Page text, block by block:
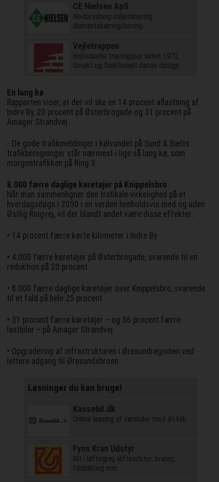
CE Nielsen ApS
Nedbrydning miljøsanering
diamantskæring/boring
Vejletrappen
Individuelle trætrapper siden 1972.
Smukt og funktionelt dansk design.
En lang kø
Rapporten viser, at der vil ske en 14 procent aflastning af
Indre By, 20 procent på Østerbrogade og 31 procent på
Amager Strandvej
- De gode trafikmeldinger i kølvandet på Sund & Bælts
trafikberegninger står nærmest i lige så lang kø, som
morgentrafikken på Ring 3.
8.000 færre daglige køretøjer på Knippelsbro
Når man sammenligner den trafikale virkelighed på et
hverdagsdøgn i 2050 i en verden henholdsvis med og uden
Østlig Ringvej, vil der blandt andet være disse effekter:
• 14 procent færre kørte kilometer i Indre By
• 4.000 færre køretøjer på Østerbrogade, svarende til en
reduktion på 20 procent
• 8.000 færre daglige køretøjer over Knippelsbro, svarende
til et fald på hele 25 procent
• 31 procent færre køretøjer – og 36 procent færre
lastbiler – på Amager Strandvej
• Opgradering af infrastrukturen i Øresundregionen ved
lettere adgang til Øresundsbroen
Løsninger du kan bruge!
Kassebil.dk
Online leasing af varebiler med ét klik.
Fyns Kran Udstyr
Alt i løftegrej, løfteudstyr, kraner,
faldsikring mm.